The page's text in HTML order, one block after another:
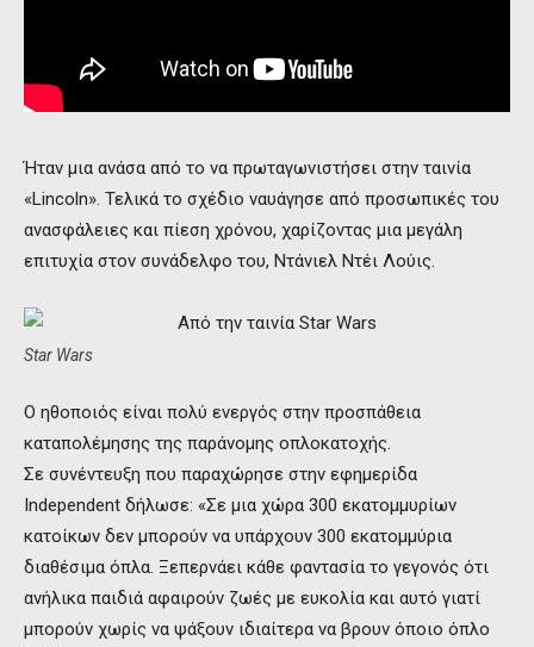
Ήταν μια ανάσα από το να πρωταγωνιστήσει στην ταινία
«Lincoln». Τελικά το σχέδιο ναυάγησε από προσωπικές του
ανασφάλειες και πίεση χρόνου, χαρίζοντας μια μεγάλη
επιτυχία στον συνάδελφο του, Ντάνιελ Ντέι Λούις.
Star Wars
Ο ηθοποιός είναι πολύ ενεργός στην προσπάθεια
καταπολέμησης της παράνομης οπλοκατοχής.
Σε συνέντευξη που παραχώρησε στην εφημερίδα
Independent δήλωσε: «Σε μια χώρα 300 εκατομμυρίων
κατοίκων δεν μπορούν να υπάρχουν 300 εκατομμύρια
διαθέσιμα όπλα. Ξεπερνάει κάθε φαντασία το γεγονός ότι
ανήλικα παιδιά αφαιρούν ζωές με ευκολία και αυτό γιατί
μπορούν χωρίς να ψάξουν ιδιαίτερα να βρουν όποιο όπλο